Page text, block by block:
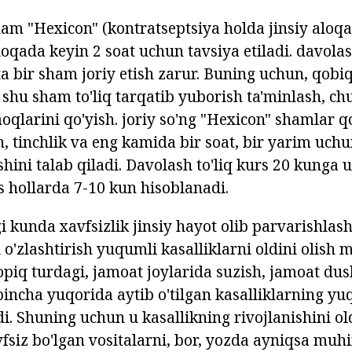
"Hexicon" (kontratseptsiya holda jinsiy
keyin 2 soat uchun tavsiya etiladi.
bir sham joriy etish zarur. Buning uchun,
sham to'liq tarqatib yuborish ta'minlash,
qo'yish. joriy so'ng "Hexicon" shamlar
tinchlik va eng kamida bir soat, bir yarim
talab qiladi. Davolash to'liq kurs 20 kunga
hollarda 7-10 kun hisoblanadi.
kunda xavfsizlik jinsiy hayot olib
o'zlashtirish yuqumli kasalliklarni oldini olish
turdagi, jamoat joylarida suzish, jamoat
yuqorida aytib o'tilgan kasalliklarning
Shuning uchun u kasallikning rivojlanishini
bo'lgan vositalarni, bor, yozda ayniqsa